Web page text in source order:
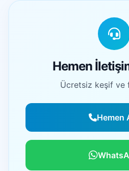
Hemen
Ücretsiz keşif ve
Hemen